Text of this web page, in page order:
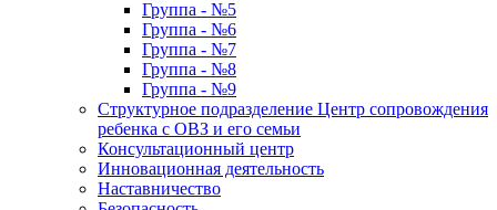
Группа - №5
Группа - №6
Группа - №7
Группа - №8
Группа - №9
Структурное подразделение Центр сопровождения
ребенка с ОВЗ и его семьи
Консультационный центр
Инновационная деятельность
Наставничество